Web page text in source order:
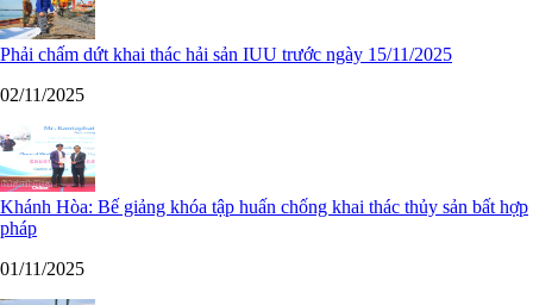
Phải chấm dứt khai thác hải sản IUU trước ngày 15/11/2025
02/11/2025
Khánh Hòa: Bế giảng khóa tập huấn chống khai thác thủy sản bất hợp
pháp
01/11/2025